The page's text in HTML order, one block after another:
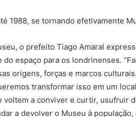
1988, se tornando efetivamente
o prefeito Tiago Amaral
do espaço para os londrinenses.
origens, forças e marcos
transformar isso em um
voltem a conviver e curtir, usufruir
a devolver o Museu à